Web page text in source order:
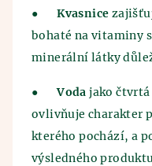
● Kvasnice
bohaté na vitaminy
minerální látky
● Voda jako
ovlivňuje charakter
kterého pochází, a
výsledného